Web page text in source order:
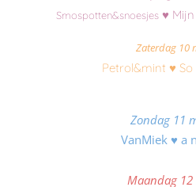
Smospotten&snoesjes ♥
Zaterdag 10
Petrol&mint ♥
Zondag 11
VanMiek ♥ a
Maandag